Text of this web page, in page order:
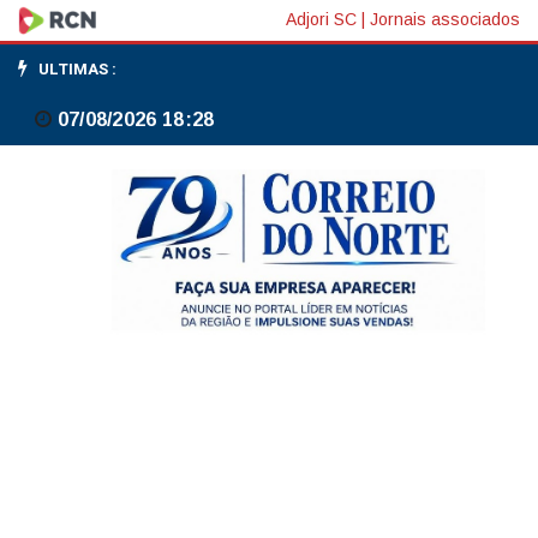
Ministro
Nunes
Marques
inquérito
contra
Adjori SC Jornais associados
ULTIMAS :
07/08/2026 18:28